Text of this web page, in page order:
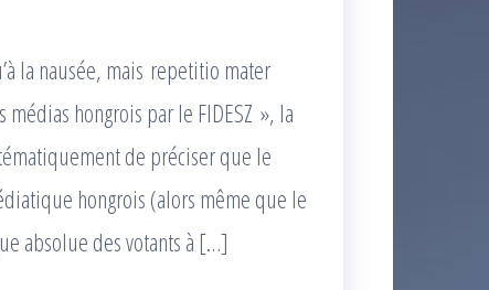
la nausée, mais repetitio mater
hongrois par le FIDESZ », la
de préciser que le
hongrois (alors même que le
absolue des votants à […]